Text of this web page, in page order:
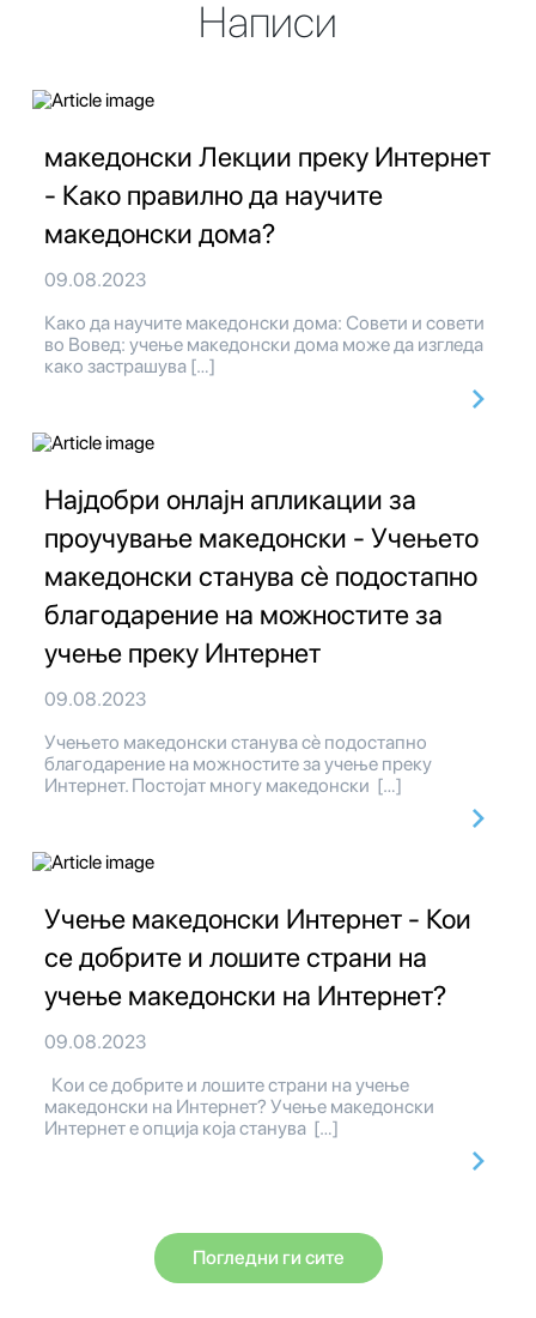
Написи
македонски Лекции преку Интернет
- Како правилно да научите
македонски дома?
09.08.2023
Како да научите македонски дома: Совети и совети
во Вовед: учење македонски дома може да изгледа
како застрашува […]
Најдобри онлајн апликации за
проучување македонски - Учењето
македонски станува сè подостапно
благодарение на можностите за
учење преку Интернет
09.08.2023
Учењето македонски станува сè подостапно
благодарение на можностите за учење преку
Интернет. Постојат многу македонски […]
Учење македонски Интернет - Кои
се добрите и лошите страни на
учење македонски на Интернет?
09.08.2023
Кои се добрите и лошите страни на учење
македонски на Интернет? Учење македонски
Интернет е опција која станува […]
Погледни ги сите